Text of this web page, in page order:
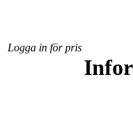
Logga in för pris